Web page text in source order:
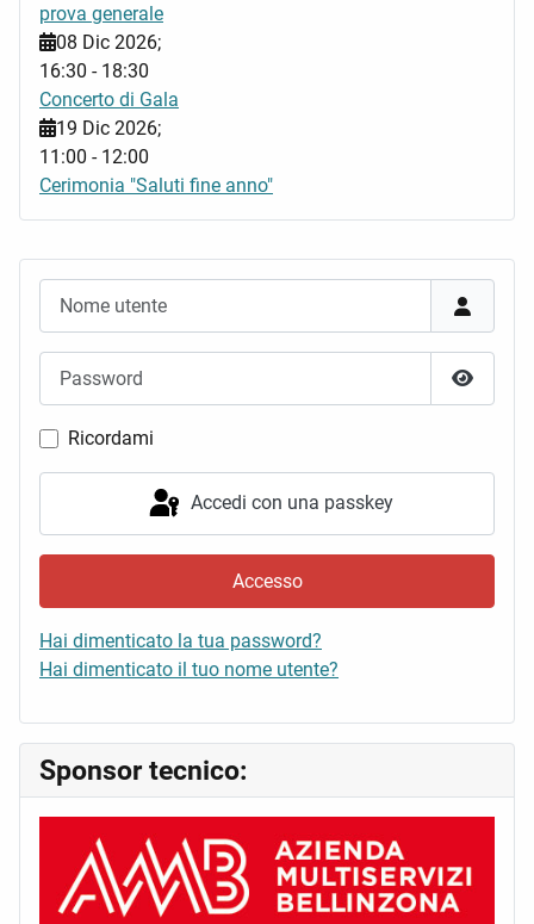
Mostra
Ricordami
Accedi con una passkey
Accesso
Hai dimenticato la tua password?
Hai dimenticato il tuo nome utente?
Sponsor tecnico:
prova generale
08 Dic 2026;
16:30 - 18:30
Concerto di Gala
19 Dic 2026;
11:00 - 12:00
Cerimonia "Saluti fine anno"